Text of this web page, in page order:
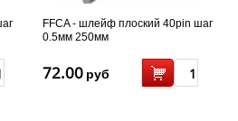
FFCA - шлейф плоский 40pin шаг
0.5мм 250мм
72.00 руб